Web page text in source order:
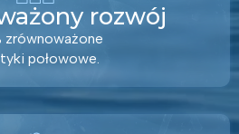
rozwój
zrównoważone
połowowe.